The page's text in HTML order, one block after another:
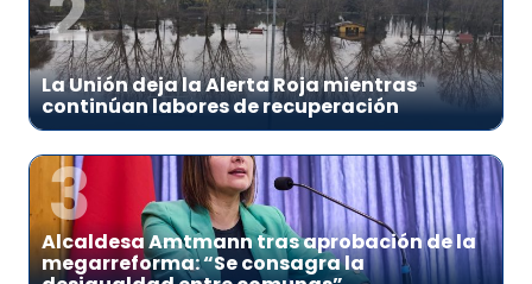
La Unión deja la Alerta Roja mientras
continúan labores de recuperación
3
Alcaldesa Amtmann tras aprobación de la
megarreforma: “Se consagra la